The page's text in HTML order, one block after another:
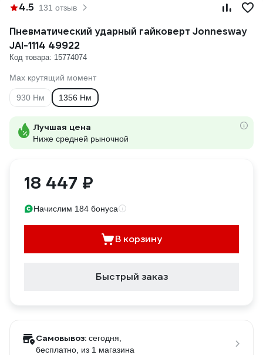
4.5 131 отзыв
Пневматический ударный гайковерт Jonnesway
JAI-1114 49922
Код товара: 15774074
Max крутящий момент
930 Нм 1356 Нм
Лучшая цена
Ниже средней рыночной
18 447 ₽
Начислим 184 бонуса
В корзину
Быстрый заказ
Самовывоз: сегодня,
бесплатно , из 1 магазина